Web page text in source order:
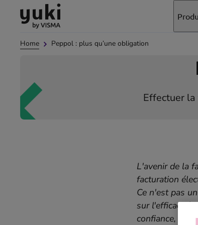
Passeraller
à
page
Home Peppol : plus qu’une obligation
Effectuer
L'avenir de la
facturation
Ce n'est pas
sur l'efficacité
confiance,